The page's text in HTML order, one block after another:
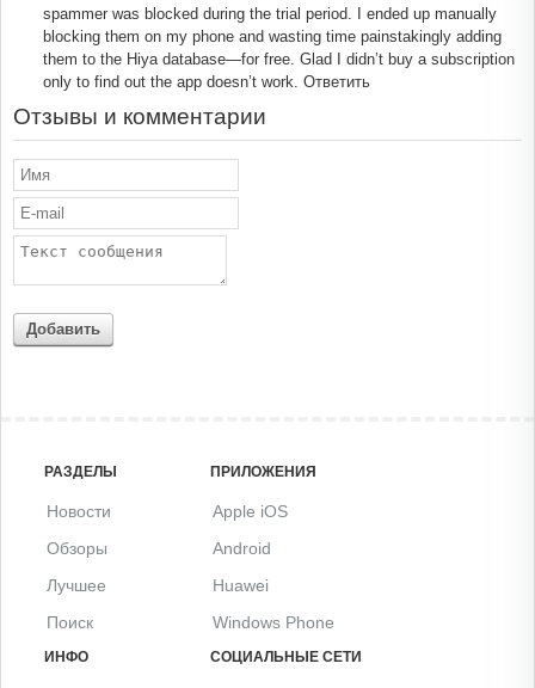
spammer was blocked during the trial period. I ended up manually
blocking them on my phone and wasting time painstakingly adding
them to the Hiya database—for free. Glad I didn’t buy a subscription
only to find out the app doesn’t work. Ответить
Отзывы и комментарии
Добавить
РАЗДЕЛЫ
Новости
Обзоры
Лучшее
Поиск
ПРИЛОЖЕНИЯ
Apple iOS
Android
Huawei
Windows Phone
ИНФО СОЦИАЛЬНЫЕ СЕТИ